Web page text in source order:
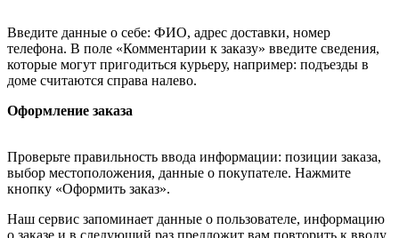
Введите данные о себе: ФИО, адрес доставки, номер
телефона. В поле «Комментарии к заказу» введите сведения,
которые могут пригодиться курьеру, например: подъезды в
доме считаются справа налево.
Оформление заказа
Проверьте правильность ввода информации: позиции заказа,
выбор местоположения, данные о покупателе. Нажмите
кнопку «Оформить заказ».
Наш сервис запоминает данные о пользователе, информацию
о заказе и в следующий раз предложит вам повторить к вводу